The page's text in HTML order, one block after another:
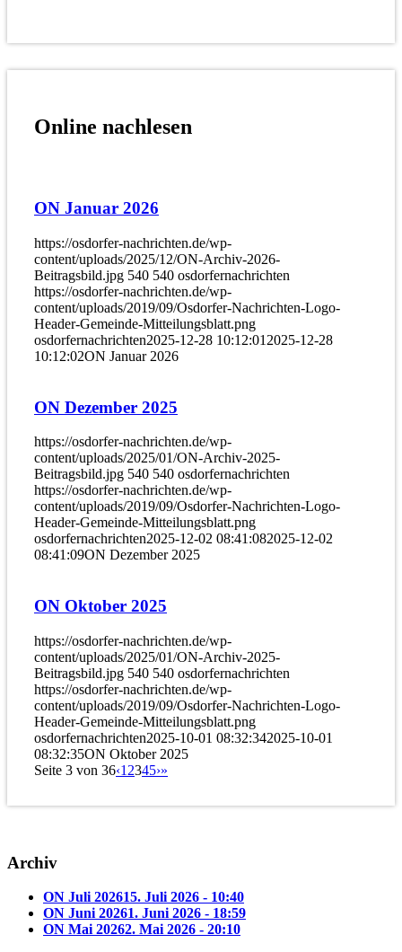
Online nachlesen
ON Januar 2026
https://osdorfer-nachrichten.de/wp-
content/uploads/2025/12/ON-Archiv-2026-
Beitragsbild.jpg 540 540 osdorfernachrichten
https://osdorfer-nachrichten.de/wp-
content/uploads/2019/09/Osdorfer-Nachrichten-Logo-
Header-Gemeinde-Mitteilungsblatt.png
osdorfernachrichten2025-12-28 10:12:01 2025-12-28
10:12:02ON Januar 2026
ON Dezember 2025
https://osdorfer-nachrichten.de/wp-
content/uploads/2025/01/ON-Archiv-2025-
Beitragsbild.jpg 540 540 osdorfernachrichten
https://osdorfer-nachrichten.de/wp-
content/uploads/2019/09/Osdorfer-Nachrichten-Logo-
Header-Gemeinde-Mitteilungsblatt.png
osdorfernachrichten2025-12-02 08:41:082025-12-02
08:41:09ON Dezember 2025
ON Oktober 2025
https://osdorfer-nachrichten.de/wp-
content/uploads/2025/01/ON-Archiv-2025-
Beitragsbild.jpg 540 540 osdorfernachrichten
https://osdorfer-nachrichten.de/wp-
content/uploads/2019/09/Osdorfer-Nachrichten-Logo-
Header-Gemeinde-Mitteilungsblatt.png
osdorfernachrichten2025-10-01 08:32:342025-10-01
08:32:35ON Oktober 2025
Seite 3 von 36‹1 2345›»
Archiv
ON Juli 202615. Juli 2026 - 10:40
ON Juni 20261. Juni 2026 - 18:59
ON Mai 20262. Mai 2026 - 20:10